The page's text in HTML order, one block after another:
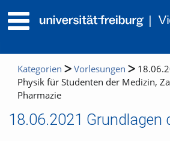
Kategorien Vorlesungen
Physik für Studenten der Medizin,
Pharmazie